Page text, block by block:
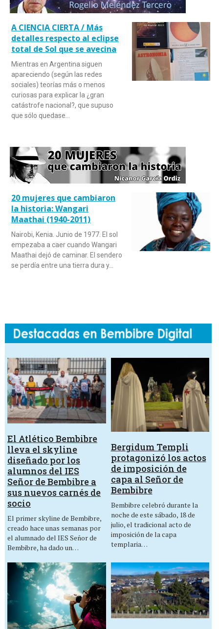
A CIENCIA CIERTA / Más
detalles respecto al eclipse
total de Sol que se avecina
Mientras en Argentina siguen
apareciendo (según las redes
sociales) teorías más o menos
curiosas para explicar la ¿gran
catástrofe nacional?, que supuso
que sólo quedase…
20 mujeres que cambiaron
la historia: Wangari
Maathai (1940-2011)
Nairobi, Kenia. Junio de 1977. El sol
empezaba a caer cuando Wangari
Maathai dejó de caminar. El sendero
se perdía entre una tierra dura y…
El Atlético Bembibre
lleva el skyline
diseñado por los
alumnos del IES
Señor de Bembibre a
sus nuevos carnés de
socio
El primer skyline de Bembibre,
creado hace unas semanas por
el alumnado del IES Señor de
Bembibre, ha dado un…
Bergidum Templi
protagonizó los actos
de imposición de
capa al Señor de
Bembibre
Bembibre celebró durante la
noche de este sábado, 18 de
julio, el tradicional acto de
imposición de la capa
templaria…